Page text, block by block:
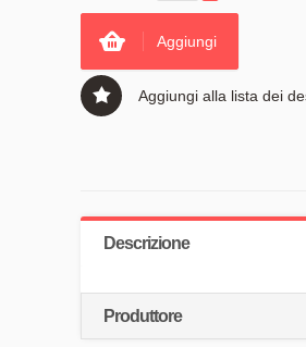
Aggiungi
Aggiungi alla lista dei
Descrizione
Produttore